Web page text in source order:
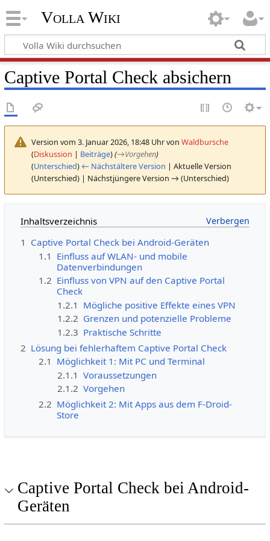
Volla Wiki
Captive Portal Check absichern
Version vom 3. Januar 2026, 18:48 Uhr von Waldbursche
(Diskussion | Beiträge)(→Vorgehen)
(Unterschied) ← Nächstältere Version | Aktuelle Version
(Unterschied) | Nächstjüngere Version → (Unterschied)
Inhaltsverzeichnis
1 Captive Portal Check bei Android-Geräten
1.1 Einfluss auf WLAN- und mobile
Datenverbindungen
1.2 Einfluss von VPN auf den Captive Portal
Check
1.2.1 Mögliche positive Effekte eines VPN
1.2.2 Grenzen und potenzielle Probleme
1.2.3 Praktische Schritte
2 Lösung bei fehlerhaftem Captive Portal Check
2.1 Möglichkeit 1: Mit PC und Terminal
2.1.1 Voraussetzungen
2.1.2 Vorgehen
2.2 Möglichkeit 2: Mit Apps aus dem F-Droid-
Store
Captive Portal Check bei Android-
Geräten